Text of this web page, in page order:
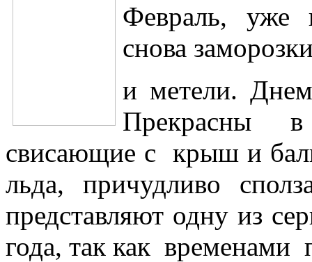
Февраль, уже
снова
и метели.
Прекрасны
свисающие с крыш и
льда, причудливо
представляют одну из
года, так как временами